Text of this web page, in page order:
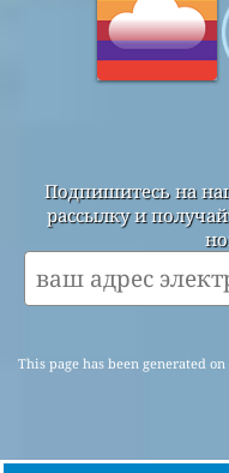
Подпишитесь на
рассылку и
This page has been generated